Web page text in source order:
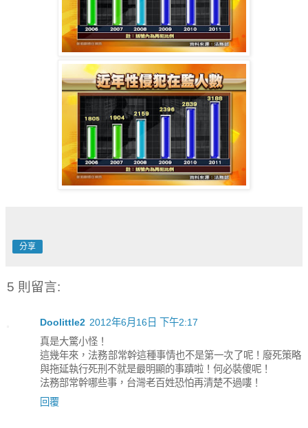
分享
5 則留言:
Doolittle2 2012年6月16日 下午2:17
真是大驚小怪！
這幾年來，法務部常幹這種事情也不是第一次了呢！廢死策略
與拖延執行死刑不就是最明顯的事蹟啦！何必裝傻呢！
法務部常幹哪些事，台灣老百姓恐怕再清楚不過嘍！
回覆